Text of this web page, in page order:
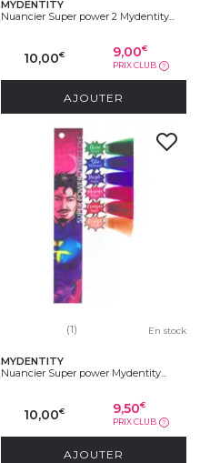
MYDENTITY
Nuancier Super power 2 Mydentity...
10,00€ 9,00€
PRIX CLUB ?
AJOUTER
(1) En stock
MYDENTITY
Nuancier Super power Mydentity...
10,00€ 9,50€
PRIX CLUB ?
AJOUTER